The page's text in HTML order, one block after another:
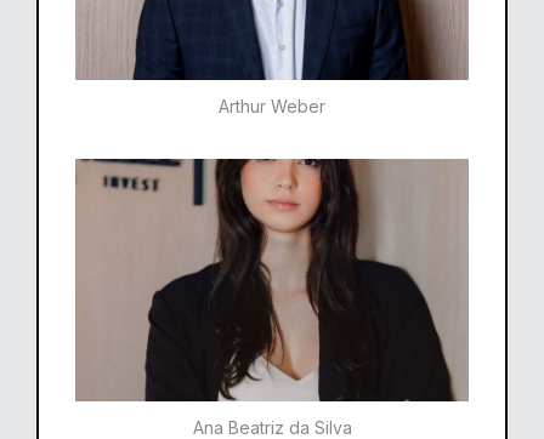
Arthur Weber
Ana Beatriz da Silva